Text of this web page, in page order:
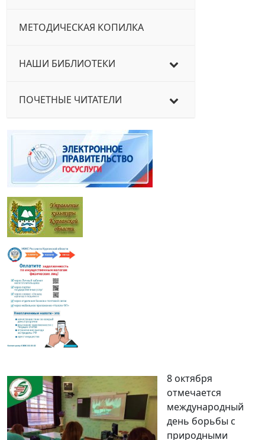
МЕТОДИЧЕСКАЯ КОПИЛКА
НАШИ БИБЛИОТЕКИ
ПОЧЕТНЫЕ ЧИТАТЕЛИ
8 октября
отмечается
международный
день борьбы с
природными